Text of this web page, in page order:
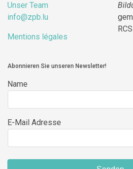
Unser Team
info@zpb.lu
Mentions légales
Abonnieren Sie unseren Newsletter!
Name
E-Mail Adresse